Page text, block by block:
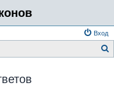
Вход